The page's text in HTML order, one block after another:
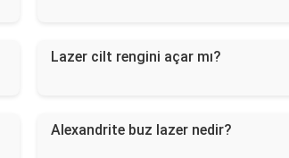
Lazer cilt rengini açar mı?
Alexandrite buz lazer nedir?